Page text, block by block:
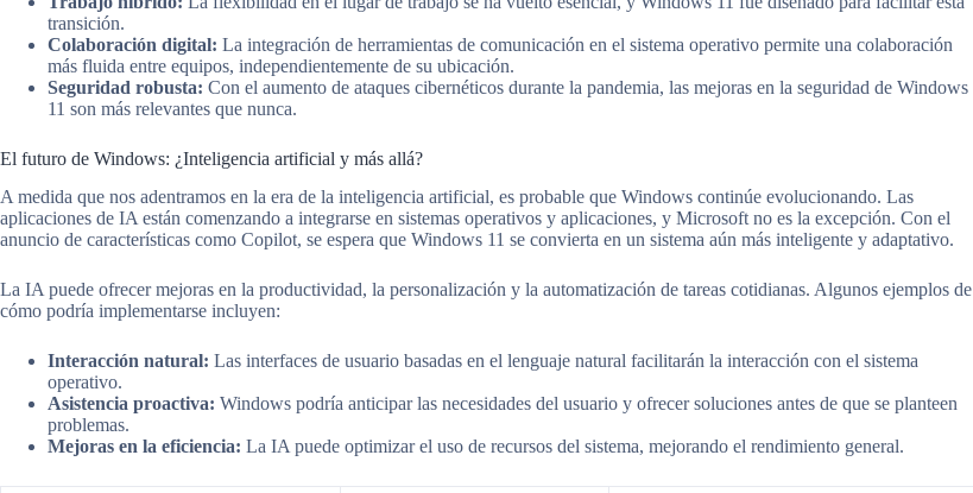
transición.
Colaboración digital: La integración de herramientas de comunicación en el sistema operativo permite una colaboración
más fluida entre equipos, independientemente de su ubicación.
Seguridad robusta: Con el aumento de ataques cibernéticos durante la pandemia, las mejoras en la seguridad de Windows
11 son más relevantes que nunca.
El futuro de Windows: ¿Inteligencia artificial y más allá?
A medida que nos adentramos en la era de la inteligencia artificial, es probable que Windows continúe evolucionando. Las
aplicaciones de IA están comenzando a integrarse en sistemas operativos y aplicaciones, y Microsoft no es la excepción. Con el
anuncio de características como Copilot, se espera que Windows 11 se convierta en un sistema aún más inteligente y adaptativo.
La IA puede ofrecer mejoras en la productividad, la personalización y la automatización de tareas cotidianas. Algunos ejemplos de
cómo podría implementarse incluyen:
Interacción natural: Las interfaces de usuario basadas en el lenguaje natural facilitarán la interacción con el sistema
operativo.
Asistencia proactiva: Windows podría anticipar las necesidades del usuario y ofrecer soluciones antes de que se planteen
problemas.
Mejoras en la eficiencia: La IA puede optimizar el uso de recursos del sistema, mejorando el rendimiento general.